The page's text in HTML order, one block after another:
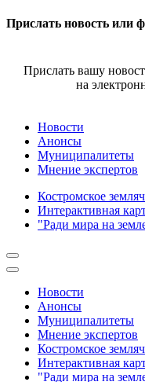
Прислать новость или
Прислать вашу
на
Новости
Анонсы
Муниципалитеты
Мнение экспертов
Костромское
Интерактивная
"Ради мира на
Новости
Анонсы
Муниципалитеты
Мнение экспертов
Костромское
Интерактивная
"Ради мира на